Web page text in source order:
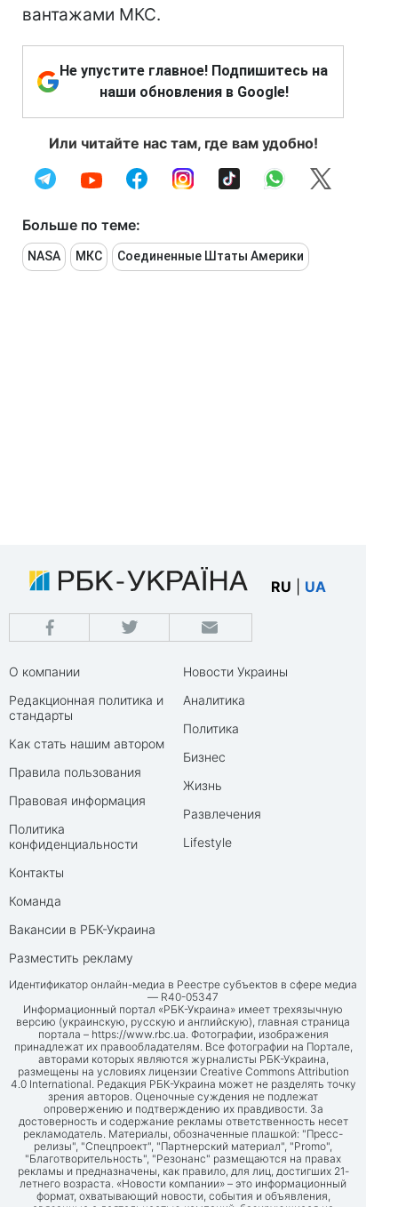
вантажами МКС.
Не упустите главное! Подпишитесь на
наши обновления в Google!
Или читайте нас там, где вам удобно!
Больше по теме:
NASA МКС Соединенные Штаты Америки
RU UA
О компании
Редакционная политика и
стандарты
Как стать нашим автором
Правила пользования
Правовая информация
Политика
конфиденциальности
Контакты
Команда
Вакансии в РБК-Украина
Разместить рекламу
Новости Украины
Аналитика
Политика
Бизнес
Жизнь
Развлечения
Lifestyle
Идентификатор онлайн-медиа в Реестре субъектов в сфере медиа
— R40-05347
Информационный портал «РБК-Украина» имеет трехязычную
версию (украинскую, русскую и английскую), главная страница
портала – https://www.rbc.ua. Фотографии, изображения
принадлежат их правообладателям. Все фотографии на Портале,
авторами которых являются журналисты РБК-Украина,
размещены на условиях лицензии Creative Commons Attribution
4.0 International. Редакция РБК-Украина может не разделять точку
зрения авторов. Оценочные суждения не подлежат
опровержению и подтверждению их правдивости. За
достоверность и содержание рекламы ответственность несет
рекламодатель. Материалы, обозначенные плашкой: "Пресс-
релизы", "Спецпроект", "Партнерский материал", "Promo",
"Благотворительность", "Резонанс" размещаются на правах
рекламы и предназначены, как правило, для лиц, достигших 21-
летнего возраста. «Новости компании» – это информационный
формат, охватывающий новости, события и объявления,